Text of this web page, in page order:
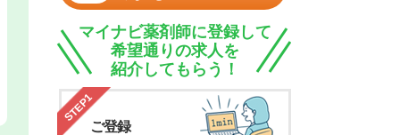
マイナビ薬剤師に登録して
希望通りの求人を
紹介してもらう！
STEP1
ご登録